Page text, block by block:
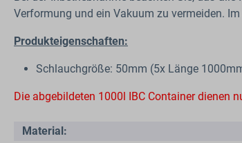
Verformung und ein Vakuum zu vermeiden.
Produkteigenschaften:
Schlauchgröße: 50mm (5x Länge
Die abgebildeten 1000l IBC Container dienen
Material: